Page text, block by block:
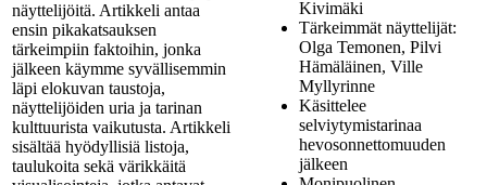
näyttelijöitä. Artikkeli antaa
ensin pikakatsauksen
tärkeimpiin faktoihin, jonka
jälkeen käymme syvällisemmin
läpi elokuvan taustoja,
näyttelijöiden uria ja tarinan
kulttuurista vaikutusta. Artikkeli
sisältää hyödyllisiä listoja,
taulukoita sekä värikkäitä
Kivimäki
Tärkeimmät näyttelijät:
Olga Temonen, Pilvi
Hämäläinen, Ville
Myllyrinne
Käsittelee
selviytymistarinaa
hevosonnettomuuden
jälkeen